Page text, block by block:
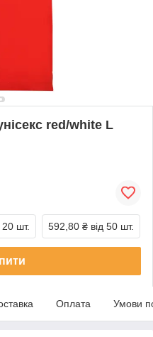
red/white L
20 шт. 592,80 ₴ від 50 шт.
Оплата Умови